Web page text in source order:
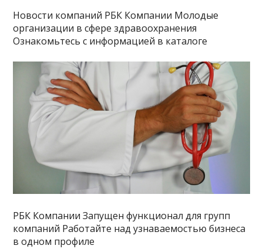
Новости компаний РБК Компании Молодые
организации в сфере здравоохранения
Ознакомьтесь с информацией в каталоге
РБК Компании Запущен функционал для групп
компаний Работайте над узнаваемостью бизнеса
в одном профиле